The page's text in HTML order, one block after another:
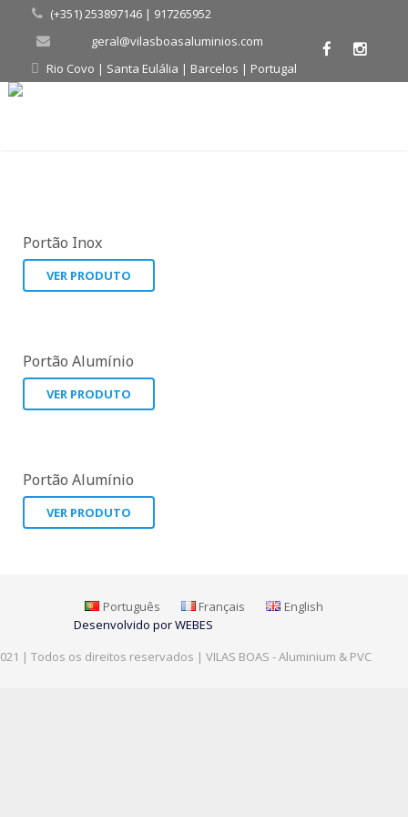
(+351) 253897146 | 917265952
geral@vilasboasaluminios.com
Rio Covo | Santa Eulália | Barcelos | Portugal
Portão Inox
VER PRODUTO
Portão Alumínio
VER PRODUTO
Portão Alumínio
VER PRODUTO
Português Français
English
Desenvolvido por WEBES
| Todos os direitos reservados | VILAS BOAS - Aluminium & PVC